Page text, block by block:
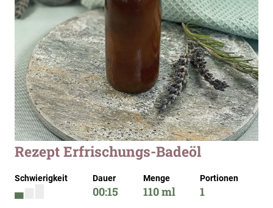
Zum
Anfang
Bildergalerie
springen
Rezept Erfrischungs-Badeöl
Schwierigkeit Dauer
00:15
Menge
110 ml
Portionen
1